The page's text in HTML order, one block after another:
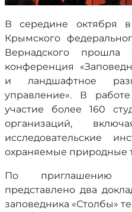
В середине октября
Крымского
Вернадского прошла
конференция
и ландшафтное
управление». В
участие более 160
организаций,
исследовательские
охраняемые природные
По приглашению
представлено два
заповедника «Столбы»